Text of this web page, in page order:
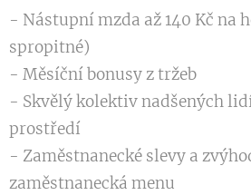
- Nástupní mzda až 140 Kč na
spropitné)
- Měsíční bonusy z tržeb
- Skvělý kolektiv nadšených
prostředí
- Zaměstnanecké slevy a
zaměstnanecká menu